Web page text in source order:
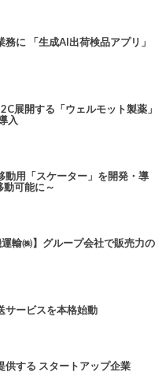
に 「生成AI出荷検品アプリ」
展開する「ウェルモット製薬」
入
動用「スケーター」を開発・導
動可能に～
輸㈱】グループ会社で販売力の
サービスを本格始動
供する スタートアップ企業